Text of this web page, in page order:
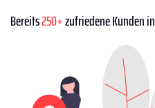
Bereits250+zufriedene Kunden in